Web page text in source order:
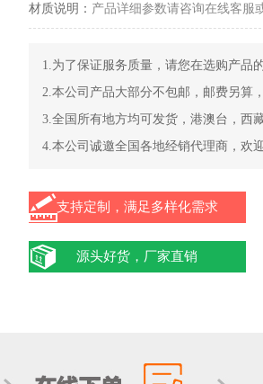
材质说明： 产品详细参数请咨询在线客服
1.为了保证服务质量，请您在选购产品
2.本公司产品大部分不包邮，邮费另算
3.全国所有地方均可发货，港澳台，西
4.本公司诚邀全国各地经销代理商，欢
支持定制，满足多样化需求
源头好货，厂家直销